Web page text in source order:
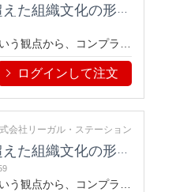
組織文化の形成～
う観点から、コンプライ
制の基本から、明日から
ログインして注文
会社リーガル・ステーション
組織文化の形成～
う観点から、コンプライ